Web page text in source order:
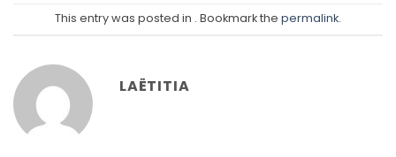
This entry was posted in . Bookmark the permalink.
LAËTITIA